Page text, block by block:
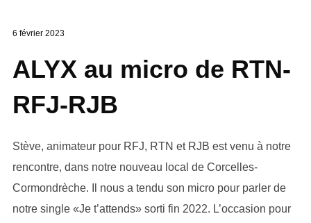
6 février 2023
ALYX au micro de RTN-
RFJ-RJB
Stève, animateur pour RFJ, RTN et RJB est venu à notre
rencontre, dans notre nouveau local de Corcelles-
Cormondrèche. Il nous a tendu son micro pour parler de
notre single «Je t’attends» sorti fin 2022. L’occasion pour